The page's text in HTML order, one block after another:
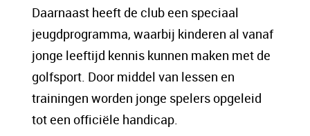
Daarnaast heeft de club een speciaal
jeugdprogramma, waarbij kinderen al vanaf
jonge leeftijd kennis kunnen maken met de
golfsport. Door middel van lessen en
trainingen worden jonge spelers opgeleid
tot een officiële handicap.